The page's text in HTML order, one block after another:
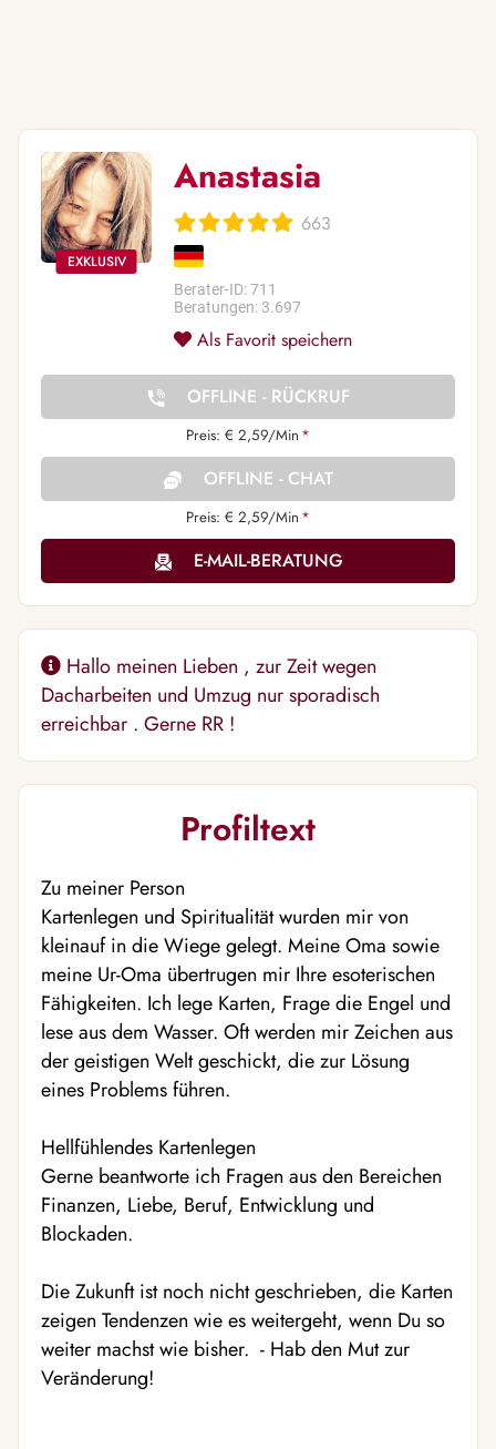
Anastasia
663
Berater-ID: 711
Beratungen: 3.697
Als Favorit speichern
OFFLINE - RÜCKRUF
Preis: € 2,59/Min *
OFFLINE - CHAT
Preis: € 2,59/Min *
E-MAIL-BERATUNG
Hallo meinen Lieben , zur Zeit wegen
Dacharbeiten und Umzug nur sporadisch
erreichbar . Gerne RR !
Profiltext
Zu meiner Person
Kartenlegen und Spiritualität wurden mir von
kleinauf in die Wiege gelegt. Meine Oma sowie
meine Ur-Oma übertrugen mir Ihre esoterischen
Fähigkeiten. Ich lege Karten, Frage die Engel und
lese aus dem Wasser. Oft werden mir Zeichen aus
der geistigen Welt geschickt, die zur Lösung
eines Problems führen.
Hellfühlendes Kartenlegen
Gerne beantworte ich Fragen aus den Bereichen
Finanzen, Liebe, Beruf, Entwicklung und
Blockaden.
Die Zukunft ist noch nicht geschrieben, die Karten
zeigen Tendenzen wie es weitergeht, wenn Du so
weiter machst wie bisher. - Hab den Mut zur
Veränderung!